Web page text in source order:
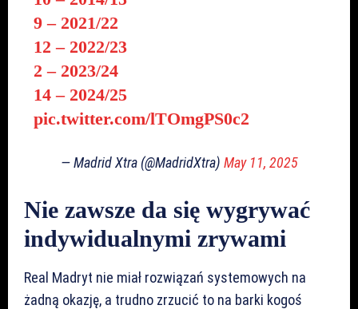
9 – 2021/22
12 – 2022/23
2 – 2023/24
14 – 2024/25
pic.twitter.com/lTOmgPS0c2
— Madrid Xtra (@MadridXtra) May 11, 2025
Nie zawsze da się wygrywać
indywidualnymi zrywami
Real Madryt nie miał rozwiązań systemowych na
żadną okazję, a trudno zrzucić to na barki kogoś